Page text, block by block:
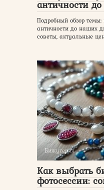
античности
Подробный обзор темы:
античности до наших
советы, актуальные
Бижутерия
Как выбрать
фотосессии: